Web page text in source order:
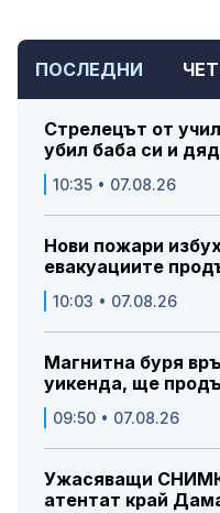
ПОСЛЕДНИ
Стрелецът от
убил баба си и
10:35 • 07.08.26
Нови пожари
евакуациите
10:03 • 07.08.26
Магнитна буря
уикенда, ще
09:50 • 07.08.26
Ужасяващи
атентат край